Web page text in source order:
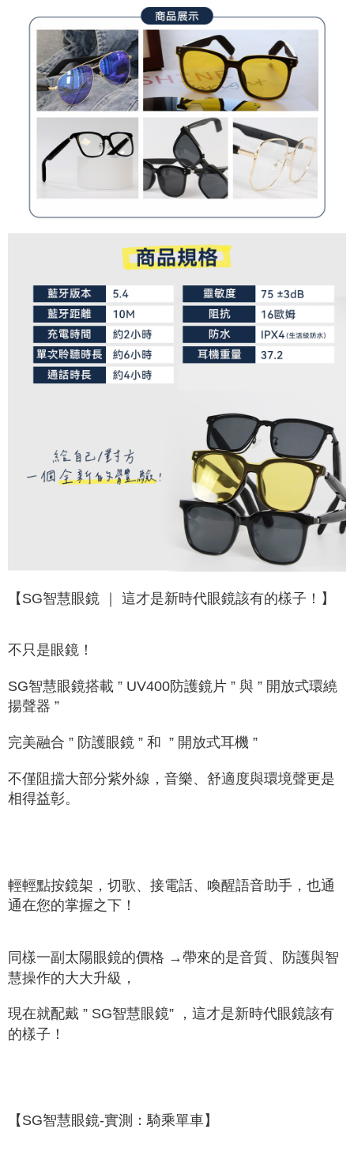
【SG智慧眼鏡 ｜ 這才是新時代眼鏡該有的樣子！】
不只是眼鏡！
SG智慧眼鏡搭載 ” UV400防護鏡片 ” 與 ” 開放式環繞
揚聲器 ”
完美融合 ” 防護眼鏡 ” 和 ” 開放式耳機 ”
不僅阻擋大部分紫外線，音樂、舒適度與環境聲更是
相得益彰。
輕輕點按鏡架，切歌、接電話、喚醒語音助手，也通
通在您的掌握之下！
同樣一副太陽眼鏡的價格 →帶來的是音質、防護與智
慧操作的大大升級，
現在就配戴 ” SG智慧眼鏡” ，這才是新時代眼鏡該有
的樣子！
【SG智慧眼鏡-實測：騎乘單車】